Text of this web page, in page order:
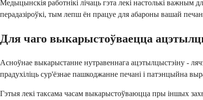
Медыцынскія работнікі лічаць гэта лекі настолькі важным
перадазіроўкі, тым лепш ён працуе для абароны вашай
Для чаго выкарыстоўваецца
Асноўнае выкарыстанне нутравеннага ацэтылцыстэіну -
прадухіліць сур'ёзнае пашкоджанне печані і патэнцыйна
Гэтыя лекі таксама часам выкарыстоўваюцца пры іншых